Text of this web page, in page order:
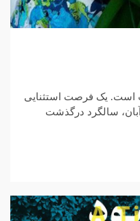
است. یک فرصت استثنایی
و بسیار ارزشمند». به مناسبت ۱۸ آبان، سالگرد درگذشت